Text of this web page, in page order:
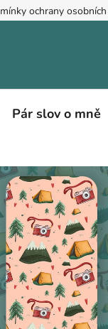
ochrany
Pár slov o mně